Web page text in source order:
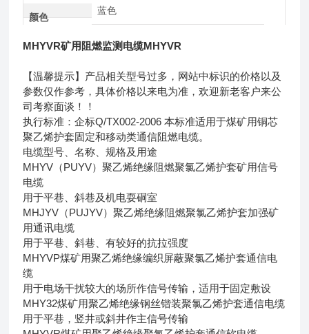
颜色
蓝色
MHYVR矿用阻燃监测电缆MHYVR
【温馨提示】产品相关型号过多，网站中标识的价格以及
参数仅作参考，具体价格以来电为准，欢迎新老客户来公
司考察面谈！！
执行标准：企标Q/TX002-2006 本标准适用于煤矿用铜芯
聚乙烯护套固定和移动类通信阻燃电缆。
电缆型号、名称、规格及用途
MHYV（PUYV）聚乙烯绝缘阻燃聚氯乙烯护套矿用信号
电缆
用于平巷、斜巷及机电耍硐室
MHJYV（PUJYV）聚乙烯绝缘阻燃聚氯乙烯护套加强矿
用通讯电缆
用于平巷、斜巷、有较好的抗拉强度
MHYVP煤矿用聚乙烯绝缘编织屏蔽聚氯乙烯护套通信电
缆
用于电场干扰较大的场所作信号传输，适用于固定敷设
MHY32煤矿用聚乙烯绝缘钢丝锴装聚氯乙烯护套通信电缆
用于平巷，竖井或斜井作主信号传输